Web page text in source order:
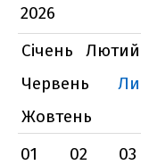
2026
Січень
Лютий
Червень
Жовтень
01
02 03